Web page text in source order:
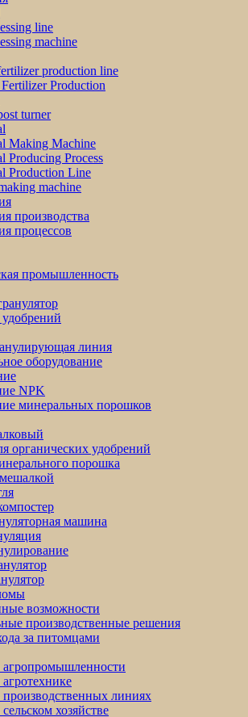
line
machine
production line
Production
turner
Making Machine
Producing Process
Production Line
machine
производства
процессов
промышленность
линия
оборудование
NPK
минеральных порошков
органических удобрений
порошка
машина
возможности
производственные решения
за питомцами
линиях
хозяйстве